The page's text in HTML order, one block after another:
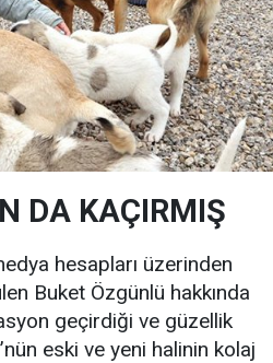
DA KAÇIRMIŞ
hesapları üzerinden
Buket Özgünlü hakkında
geçirdiği ve güzellik
eski ve yeni halinin kolaj